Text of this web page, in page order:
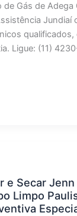
de Gás de Adega
Jundiaí
qualificados,
Ligue: (11)
e Secar
Limpo